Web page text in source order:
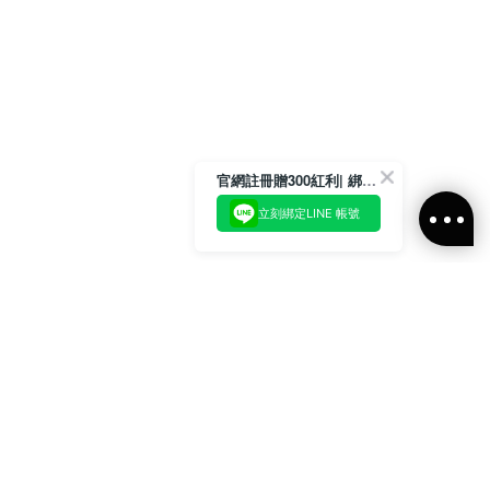
官網註冊贈300紅利| 綁定LINE再領取專屬優惠
立刻綁定LINE 帳號